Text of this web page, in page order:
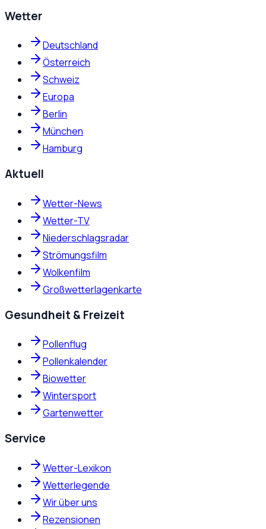
Wetter
Deutschland
Österreich
Schweiz
Europa
Berlin
München
Hamburg
Aktuell
Wetter-News
Wetter-TV
Niederschlagsradar
Strömungsfilm
Wolkenfilm
Großwetterlagenkarte
Gesundheit & Freizeit
Pollenflug
Pollenkalender
Biowetter
Wintersport
Gartenwetter
Service
Wetter-Lexikon
Wetterlegende
Wir über uns
Rezensionen